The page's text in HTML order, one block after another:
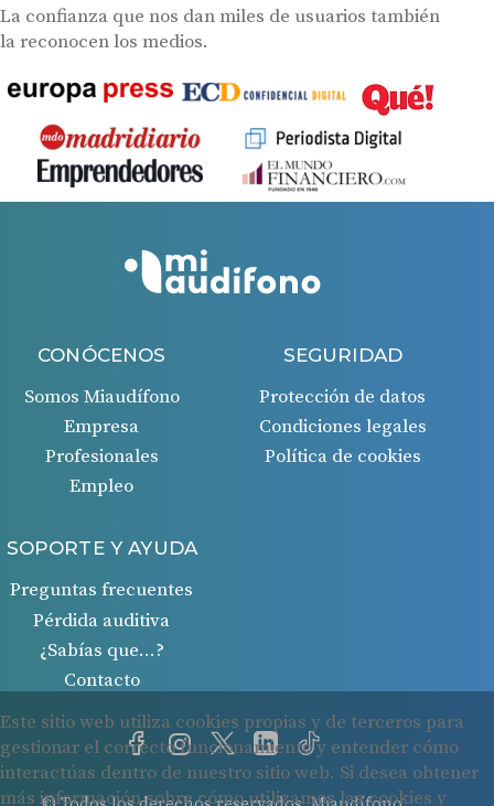
La confianza que nos dan miles de usuarios también
la reconocen los medios.
CONÓCENOS
Somos Miaudífono
Empresa
Profesionales
Empleo
SEGURIDAD
Protección de datos
Condiciones legales
Política de cookies
SOPORTE Y AYUDA
Preguntas frecuentes
Pérdida auditiva
¿Sabías que…?
Contacto